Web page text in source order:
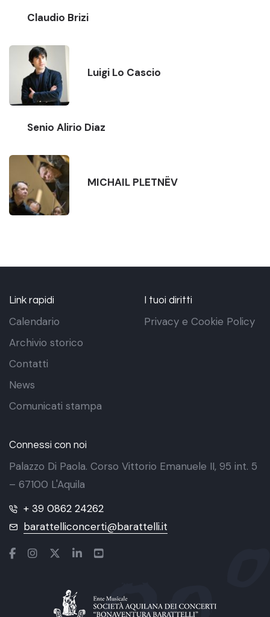
Claudio Brizi
Luigi Lo Cascio
Senio Alirio Diaz
MICHAIL PLETNËV
Link rapidi
Calendario
Archivio storico
Contatti
News
Comunicati stampa
I tuoi diritti
Privacy e Cookie Policy
Connessi con noi
Palazzo Di Paola. Corso Vittorio Emanuele II, 95 int. 5
– 67100 L'Aquila
+ 39 0862 24262
barattelliconcerti@barattelli.it